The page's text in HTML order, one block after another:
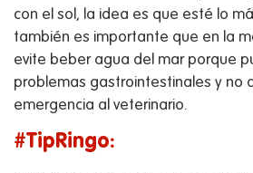
con el sol, la idea es que esté lo
también es importante que en la
evite beber agua del mar porque
problemas gastrointestinales y no
emergencia al veterinario.
#TipRingo: